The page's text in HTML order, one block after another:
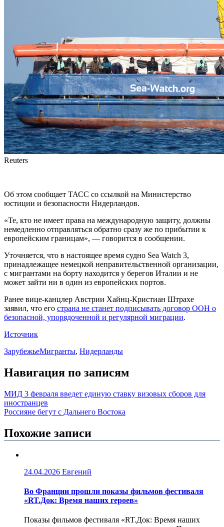
Reuters
Об этом сообщает ТАСС со ссылкой на Министерство
юстиции и безопасности Нидерландов.
«Те, кто не имеет права на международную защиту, должны
немедленно отправляться обратно сразу же по прибытии к
европейским границам», — говорится в сообщении.
Уточняется, что в настоящее время судно Sea Watch 3,
принадлежащее немецкой неправительственной организации,
с мигрантами на борту находится у берегов Италии и не
может зайти ни в один из европейских портов.
Ранее вице-канцлер Австрии Хайнц-Кристиан Штрахе
заявил, что его страна не станет подписывать договор ООН о
безопасной, упорядоченной и регулярной миграции.
Источник
ЗарубежьеМигранты, Нидерланды
Навигация по записям
МИД 3 февраля введет единую ставку визовых сборов для
иностранцев
Россияне бегут с Дальнего Востока
Похожие записи
24.04.2026 Евгений
Во Франции прошли показы фильмов фестиваля
«RT.Док: Время наших героев»
Показы фильмов фестиваля «RT.Док: Время наших